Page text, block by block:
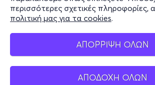
περισσότερες σχετικές πληροφορίες,
πολιτική μας για τα cookies.
ΑΠΟΡΡΙΨΗ ΟΛΩΝ
ΑΠΟΔΟΧΗ ΟΛΩΝ
Mobile app